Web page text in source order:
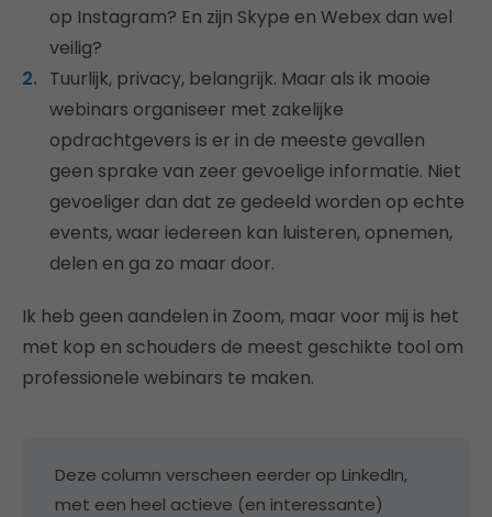
op Instagram? En zijn Skype en Webex dan wel
veilig?
Tuurlijk, privacy, belangrijk. Maar als ik mooie
webinars organiseer met zakelijke
opdrachtgevers is er in de meeste gevallen
geen sprake van zeer gevoelige informatie. Niet
gevoeliger dan dat ze gedeeld worden op echte
events, waar iedereen kan luisteren, opnemen,
delen en ga zo maar door.
Ik heb geen aandelen in Zoom, maar voor mij is het
met kop en schouders de meest geschikte tool om
professionele webinars te maken.
Deze column verscheen eerder op LinkedIn,
met een heel actieve (en interessante)